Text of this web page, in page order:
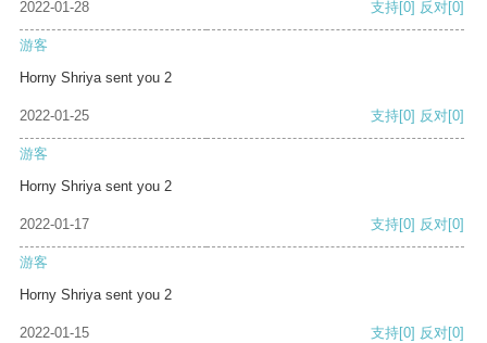
2022-01-28 支持[0] 反对[0]
游客
Horny Shriya sent you 2
2022-01-25 支持[0] 反对[0]
游客
Horny Shriya sent you 2
2022-01-17 支持[0] 反对[0]
游客
Horny Shriya sent you 2
2022-01-15 支持[0] 反对[0]